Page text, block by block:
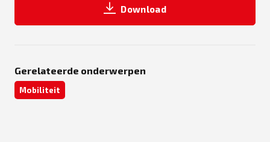
Download
Gerelateerde onderwerpen
Mobiliteit